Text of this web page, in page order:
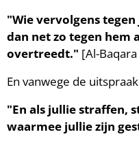
"Wie vervolgens
dan net zo tegen hem
overtreedt." [Al-
"En als jullie straffen,
waarmee jullie zijn